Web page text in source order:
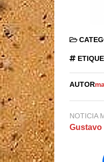
AUTOR
NOTICIA
Gustavo